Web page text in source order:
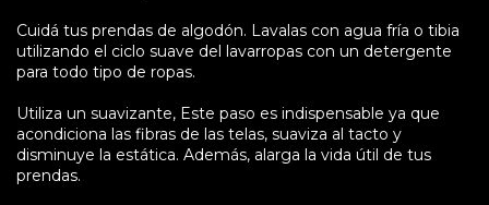
Cuidá tus prendas de algodón. Lavalas con agua fría o tibia
utilizando el ciclo suave del lavarropas con un detergente
para todo tipo de ropas.
Utiliza un suavizante, Este paso es indispensable ya que
acondiciona las fibras de las telas, suaviza al tacto y
disminuye la estática. Además, alarga la vida útil de tus
prendas.